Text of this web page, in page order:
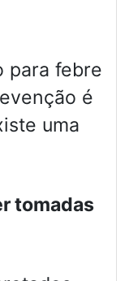
para febre
é
uma
tomadas